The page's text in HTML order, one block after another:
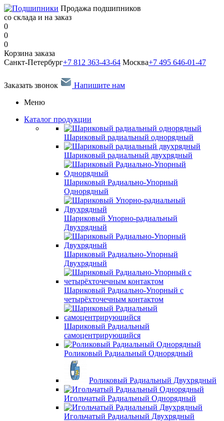
Продажа подшипников
со склада и на заказ
0
0
0
Корзина заказа
Санкт-Петербург+7 812 363-43-64 Москва+7 495 646-01-47
Заказать звонок
Напишите нам
Меню
Каталог продукции
Шариковый радиальный однорядный
Шариковый радиальный двухрядный
Шариковый Радиально-Упорный
Однорядный
Шариковый Упорно-радиальный
Двухрядный
Шариковый Радиально-Упорный
Двухрядный
Шариковый Радиально-Упорный с
четырёхточечным контактом
Шариковый Радиальный
самоцентрирующийся
Роликовый Радиальный Однорядный
Роликовый Радиальный Двухрядный
Игольчатый Радиальный Однорядный
Игольчатый Радиальный Двухрядный